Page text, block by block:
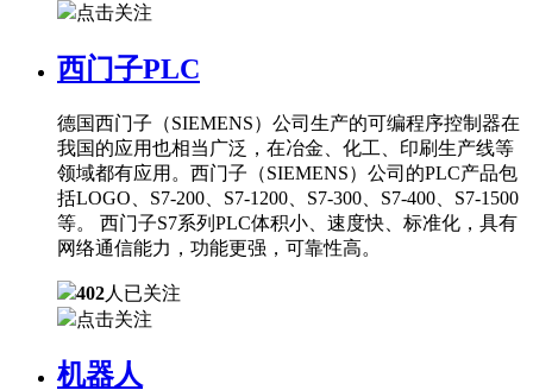
点击关注
西门子PLC
德国西门子（SIEMENS）公司生产的可编程序控制器在
我国的应用也相当广泛，在冶金、化工、印刷生产线等
领域都有应用。西门子（SIEMENS）公司的PLC产品包
括LOGO、S7-200、S7-1200、S7-300、S7-400、S7-1500
等。 西门子S7系列PLC体积小、速度快、标准化，具有
网络通信能力，功能更强，可靠性高。
402人已关注
点击关注
机器人